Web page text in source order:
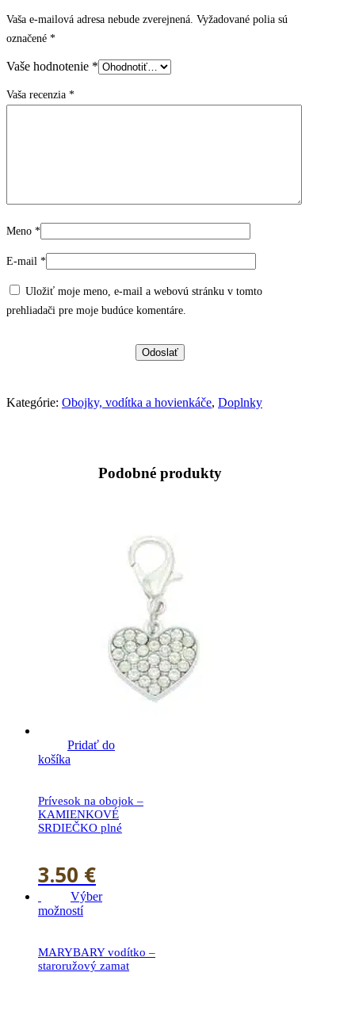
Vaša e-mailová adresa nebude zverejnená. Vyžadované polia sú
označené *
Vaše hodnotenie *
Vaša recenzia *
Meno *
E-mail *
Uložiť moje meno, e-mail a webovú stránku v tomto
prehliadači pre moje budúce komentáre.
Kategórie: Obojky, vodítka a hovienkáče, Doplnky
Podobné produkty
Pridať do
košíka
Prívesok na obojok –
KAMIENKOVÉ
SRDIEČKO plné
3.50 €
Výber
možností
MARYBARY vodítko –
staroružový zamat